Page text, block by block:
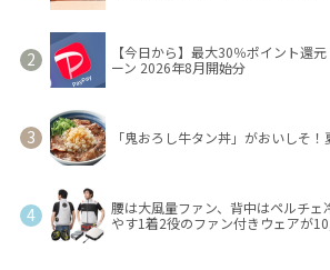
【今日から】最大30％ポイント還
ーン 2026年8月開始分
「鬼おろし牛タン丼」がおいしそ
腰は大風量ファン、背中はペルチ
やす1着2役のファン付きウェアが